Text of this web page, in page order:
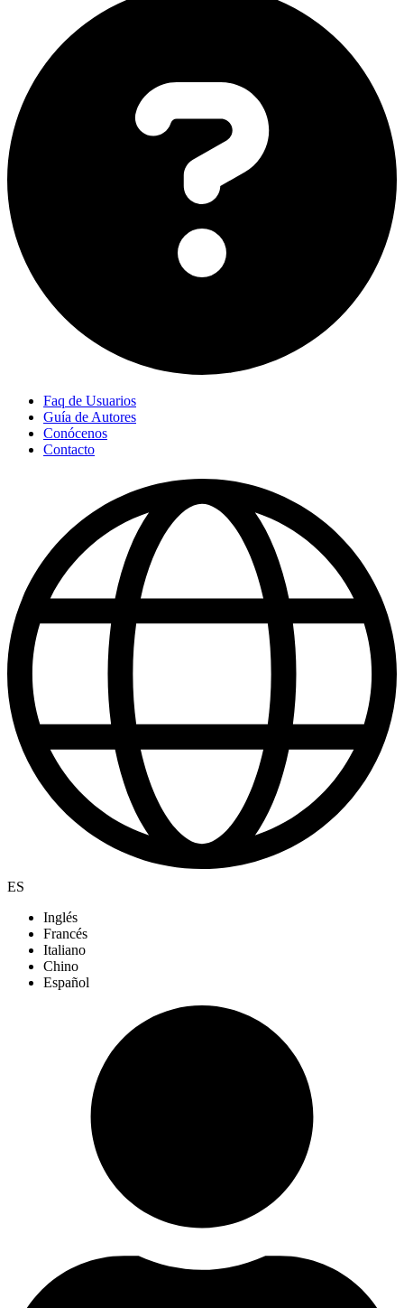
Faq de Usuarios
Guía de Autores
Conócenos
Contacto
ES
Inglés
Francés
Italiano
Chino
Español